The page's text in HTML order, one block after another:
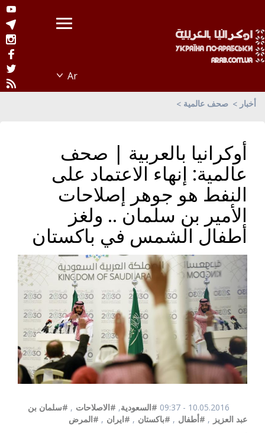
أخبار صحف عالمية
أوكرانيا بالعربية | صحف
عالمية: إنهاء الاعتماد على
النفط هو جوهر إصلاحات
الأمير بن سلمان .. ولغز
أطفال الشمس في باكستان
10.05.2016 - 09:37 #السعودية, #الاصلاحات , #سلمان بن
عبد العزيز , #أطفال , #باكستان , #ايران , #المرض